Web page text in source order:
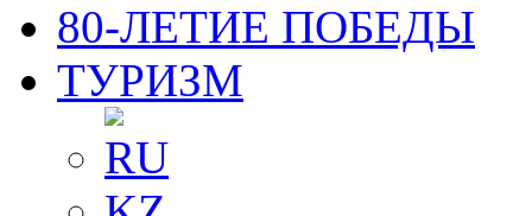
80-ЛЕТИЕ ПОБЕДЫ
ТУРИЗМ
RU